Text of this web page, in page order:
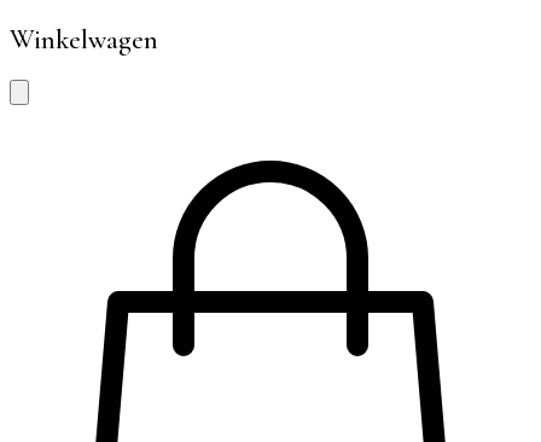
Winkelwagen